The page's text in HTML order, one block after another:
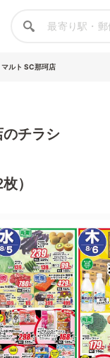
マルト SC那珂店
チラシ
）